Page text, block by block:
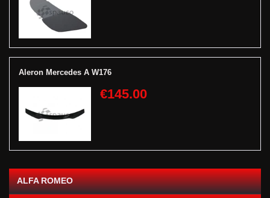
Aleron Mercedes A W176
€145.00
ALFA ROMEO